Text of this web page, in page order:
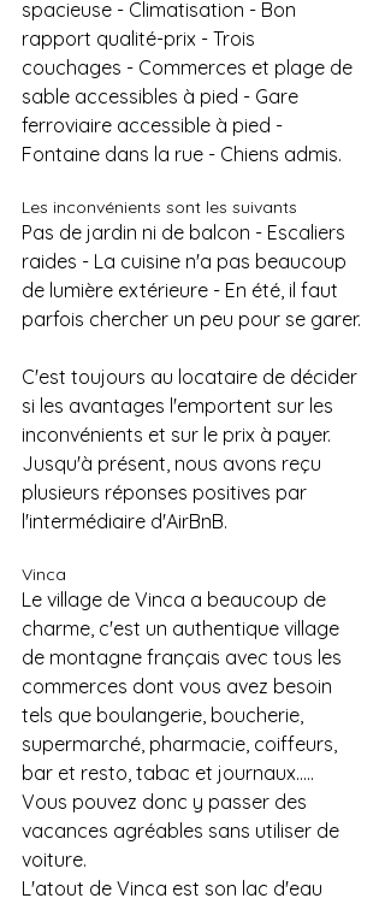
spacieuse - Climatisation - Bon
rapport qualité-prix - Trois
couchages - Commerces et plage de
sable accessibles à pied - Gare
ferroviaire accessible à pied -
Fontaine dans la rue - Chiens admis.
Les inconvénients sont les suivants
Pas de jardin ni de balcon - Escaliers
raides - La cuisine n'a pas beaucoup
de lumière extérieure - En été, il faut
parfois chercher un peu pour se garer.
C'est toujours au locataire de décider
si les avantages l'emportent sur les
inconvénients et sur le prix à payer.
Jusqu'à présent, nous avons reçu
plusieurs réponses positives par
l'intermédiaire d'AirBnB.
Vinca
Le village de Vinca a beaucoup de
charme, c'est un authentique village
de montagne français avec tous les
commerces dont vous avez besoin
tels que boulangerie, boucherie,
supermarché, pharmacie, coiffeurs,
bar et resto, tabac et journaux.....
Vous pouvez donc y passer des
vacances agréables sans utiliser de
voiture.
L'atout de Vinca est son lac d'eau